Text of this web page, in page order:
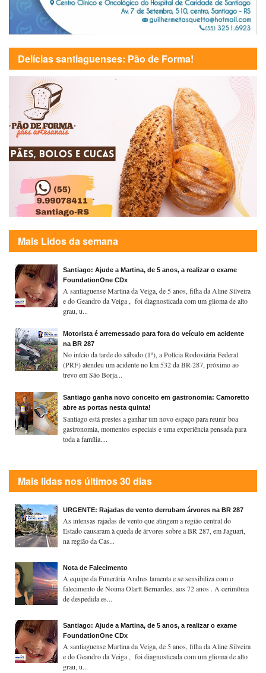
Delícias santiaguenses: Pão de Forma!
Mais Lidos da semana
Santiago: Ajude a Martina, de 5 anos, a realizar o exame
FoundationOne CDx
A santiaguense Martina da Veiga, de 5 anos, filha da Aline Silveira
e do Geandro da Veiga , foi diagnosticada com um glioma de alto
grau, u...
Motorista é arremessado para fora do veículo em acidente
na BR 287
No início da tarde do sábado (1º), a Polícia Rodoviária Federal
(PRF) atendeu um acidente no km 532 da BR-287, próximo ao
trevo em São Borja...
Santiago ganha novo conceito em gastronomia: Camoretto
abre as portas nesta quinta!
Santiago está prestes a ganhar um novo espaço para reunir boa
gastronomia, momentos especiais e uma experiência pensada para
toda a família....
Mais lidas nos últimos 30 dias
URGENTE: Rajadas de vento derrubam árvores na BR 287
As intensas rajadas de vento que atingem a região central do
Estado causaram à queda de árvores sobre a BR 287, em Jaguari,
na região da Cas...
Nota de Falecimento
A equipe da Funerária Andres lamenta e se sensibiliza com o
falecimento de Noima Olartt Bernardes, aos 72 anos . A cerimônia
de despedida es...
Santiago: Ajude a Martina, de 5 anos, a realizar o exame
FoundationOne CDx
A santiaguense Martina da Veiga, de 5 anos, filha da Aline Silveira
e do Geandro da Veiga , foi diagnosticada com um glioma de alto
grau, u...